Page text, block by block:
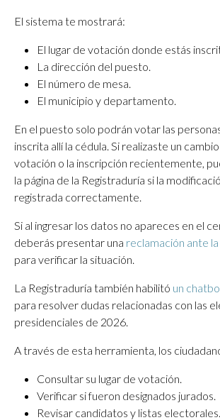
El sistema te mostrará:
El lugar de votación donde estás
La dirección del puesto.
El número de mesa.
El municipio y departamento.
En el puesto solo podrán votar las
inscrita allí la cédula. Si realizaste un
votación o la inscripción recientemente,
la página de la Registraduría si la
registrada correctamente.
Si al ingresar los datos no apareces en el
deberás presentar una reclamación ante
para verificar la situación.
La Registraduría también habilitó un
para resolver dudas relacionadas con las
presidenciales de 2026.
A través de esta herramienta, los
Consultar su lugar de votación.
Verificar si fueron designados jurados.
Revisar candidatos y listas electorales.